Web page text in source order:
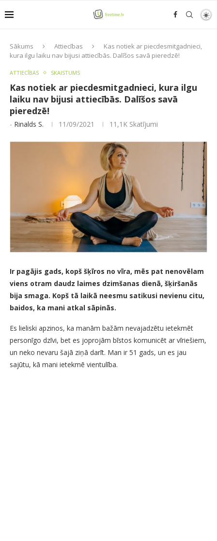
Sākums Attiecības
Kas notiek ar piecdesmitgadnieci,
kura ilgu laiku nav bijusi attiecībās. Dalīšos savā pieredzē!
ATTIECĪBAS SKAISTUMS
Kas notiek ar piecdesmitgadnieci, kura ilgu
laiku nav bijusi attiecībās. Dalīšos savā
pieredzē!
- Rinalds S. 11/09/2021 11,1K Skatījumi
Ir pagājis gads, kopš šķīros no vīra, mēs pat nenovēlam
viens otram daudz laimes dzimšanas dienā, šķiršanās
bija smaga. Kopš tā laikā neesmu satikusi nevienu citu,
baidos, ka mani atkal sāpinās.
Es lieliski apzinos, ka manām bažām nevajadzētu ietekmēt
personīgo dzīvi, bet es joprojām bīstos komunicēt ar vīriešiem,
un neko nevaru šajā ziņā darīt. Man ir 51 gads, un es jau
sajūtu, kā mani ietekmē vientulība.